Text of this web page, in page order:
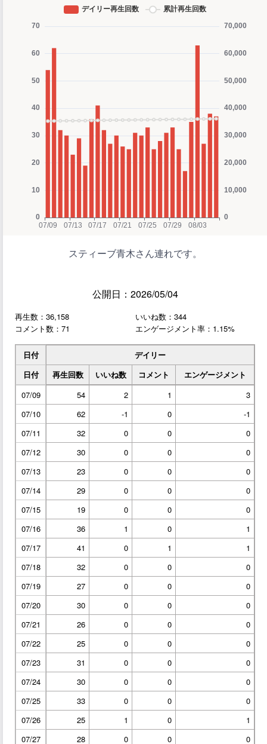
スティーブ青木さん連れです。
公開日：2026/05/04
再生数：36,158
いいね数：344
コメント数：71
エンゲージメント率：1.15%
日付
デイリー
日付
再生回数 いいね数 コメント
エンゲージメント
07/09
54 2 1
3
07/10
62 -1 0
-1
07/11
32 0 0
0
07/12
30 0 0
0
07/13
23 0 0
0
07/14
29 0 0
0
07/15
19 0 0
0
07/16
36 1 0
1
07/17
41 0 1
1
07/18
32 0 0
0
07/19
27 0 0
0
07/20
30 0 0
0
07/21
26 0 0
0
07/22
25 0 0
0
07/23
31 0 0
0
07/24
30 0 0
0
07/25
33 0 0
0
07/26
25 1 0
1
07/27
28 0 0 0